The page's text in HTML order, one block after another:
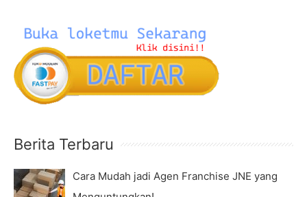
Berita Terbaru
Cara Mudah jadi Agen Franchise JNE yang